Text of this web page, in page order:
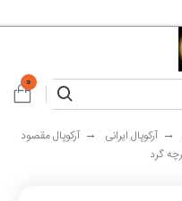
0
آرکوپال ایرانی
آرکوپال مقصود